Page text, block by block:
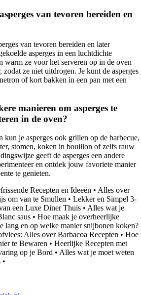
van tevoren bereiden en
van tevoren bereiden en later
asperges in een luchtdichte
warm ze voor het serveren op in de oven
zodat ze niet uitdrogen. Je kunt de asperges
of kort bakken in een pan met een
manieren om asperges te
in de oven?
kun je asperges ook grillen op de barbecue,
stomen, koken in bouillon of zelfs rauw
geeft de asperges een andere
en ontdek jouw favoriete manier
te genieten.
Recepten en Ideeën • Alles over
om van te Smullen • Lekker en Simpel 3-
een Luxe Diner Thuis • Alles wat je
saus • Hoe maak je overheerlijke
lang en op welke manier snijbonen koken?
Alles over Barbacoa Recepten • Hoe
te Bewaren • Heerlijke Recepten met
op je Bord • Alles wat je moet weten
•